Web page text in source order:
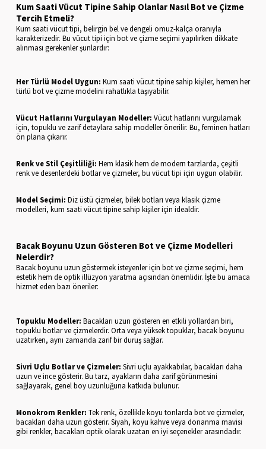
Kum Saati Vücut Tipine Sahip Olanlar Nasıl Bot ve Çizme
Tercih Etmeli?
Kum saati vücut tipi, belirgin bel ve dengeli omuz-kalça oranıyla
karakterizedir. Bu vücut tipi için bot ve çizme seçimi yapılırken dikkate
alınması gerekenler şunlardır:
Her Türlü Model Uygun: Kum saati vücut tipine sahip kişiler, hemen her
türlü bot ve çizme modelini rahatlıkla taşıyabilir.
Vücut Hatlarını Vurgulayan Modeller: Vücut hatlarını vurgulamak
için, topuklu ve zarif detaylara sahip modeller önerilir. Bu, feminen hatları
ön plana çıkarır.
Renk ve Stil Çeşitliliği: Hem klasik hem de modern tarzlarda, çeşitli
renk ve desenlerdeki botlar ve çizmeler, bu vücut tipi için uygun olabilir.
Model Seçimi: Diz üstü çizmeler, bilek botları veya klasik çizme
modelleri, kum saati vücut tipine sahip kişiler için idealdir.
Bacak Boyunu Uzun Gösteren Bot ve Çizme Modelleri
Nelerdir?
Bacak boyunu uzun göstermek isteyenler için bot ve çizme seçimi, hem
estetik hem de optik illüzyon yaratma açısından önemlidir. İşte bu amaca
hizmet eden bazı öneriler:
Topuklu Modeller: Bacakları uzun gösteren en etkili yollardan biri,
topuklu botlar ve çizmelerdir. Orta veya yüksek topuklar, bacak boyunu
uzatırken, aynı zamanda zarif bir duruş sağlar.
Sivri Uçlu Botlar ve Çizmeler: Sivri uçlu ayakkabılar, bacakları daha
uzun ve ince gösterir. Bu tarz, ayakların daha zarif görünmesini
sağlayarak, genel boy uzunluğuna katkıda bulunur.
Monokrom Renkler: Tek renk, özellikle koyu tonlarda bot ve çizmeler,
bacakları daha uzun gösterir. Siyah, koyu kahve veya donanma mavisi
gibi renkler, bacakları optik olarak uzatan en iyi seçenekler arasındadır.